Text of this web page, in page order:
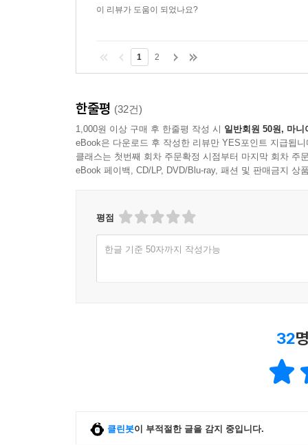
승객이 촬영한 동영상과 선원들의 진술을 토대
드러나지 않았다. “더 이상 밖으로 나가지 마시
누가 봐도 탈출하지 않으면 안 되는 급박한 상황
참사 1년 후, 한 아버지와의 만남이 낳은 결실
[세월호, 그날의 기록]은 2015년 봄, 한 아버지와
세월호의 마지막 순간을 휴대전화 동영상에 담
숙제로 생각했다. 아버지는 세월호에 대한 기록
조작되었다가 재심 재판을 통해 무죄를 밝혀내
참사가 발생한 날부터 지금까지 사건을 취재
[세월호, 그날의 기록]은 평범한 시민의 눈을
기록하고 증언한 세월호 희생자, 생존자들 덕분
유족들은 희생자들이 세상을 향해 남겨놓은 마지
이 리뷰가 도움이 되었나요?
1 2
한줄평 (32건)
1,000원 이상 구매 후 한줄평 작성 시 일반회원 50원, 마니
eBook은 다운로드 후 작성한 리뷰만 YES포인트 지급됩니
클래스는 첫번째 회차 주문확정 시점부터 마지막 회차 주
eBook 페이백, CD/LP, DVD/Blu-ray, 패션 및 판매금지 상
평점
한글 기준 50자까지 작성가능
32
클린봇이 부적절한 글을 감지 중입니다.